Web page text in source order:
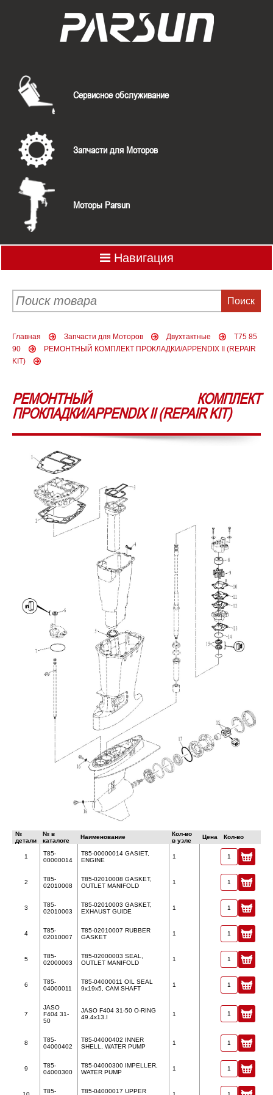
Сервисное обслуживание
Запчасти для Моторов
Моторы Parsun
Навигация
Главная Запчасти для Моторов Двухтактные
T75 85
90
РЕМОНТНЫЙ КОМПЛЕКТ ПРОКЛАДКИ/APPENDIX II (REPAIR
KIT)
РЕМОНТНЫЙ КОМПЛЕКТ
ПРОКЛАДКИ/APPENDIX II (REPAIR KIT)
№
детали
№ в
каталоге
Наименование
Кол-во
в узле
Цена Кол-во
1
T85-
00000014
T85-00000014 GASIET,
ENGINE
1
2
T85-
02010008
T85-02010008 GASKET,
OUTLET MANIFOLD
1
3
T85-
02010003
T85-02010003 GASKET,
EXHAUST GUIDE
1
4
T85-
02010007
T85-02010007 RUBBER
GASKET
1
5
T85-
02000003
T85-02000003 SEAL,
OUTLET MANIFOLD
1
6
T85-
04000011
T85-04000011 OIL SEAL
9x19x5, CAM SHAFT
1
7
JASO
F404 31-
50
JASO F404 31-50 O-RING
49.4x13.I
1
8
T85-
04000402
T85-04000402 INNER
SHELL, WATER PUMP
1
9
T85-
04000300
T85-04000300 IMPELLER,
WATER PUMP
1
T85-
T85-04000017 UPPER